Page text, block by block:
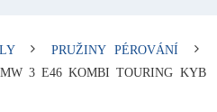
PRUŽINY PÉROVÁNÍ
3 E46 KOMBI TOURING KYB